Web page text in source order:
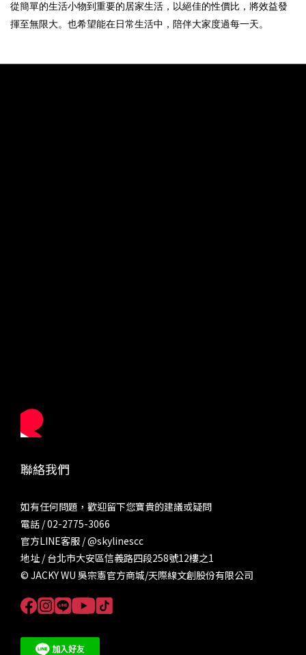
從簡單的生活小物到重要的居家生活，以絕佳的性價比，將效益發
揮至無限大。也希望能在日常生活中，陪伴大家度過每一天。
聯絡我們
如有任何問題，歡迎留下您寶貴的建議或疑問
電話 / 02-2775-3066
官方LINE客服 /@skylinescc
地址 / 台北市大安區信義路四段258號12樓之1
© JACKY WU 吳宗憲官方商城/天際線文創股份有限公司